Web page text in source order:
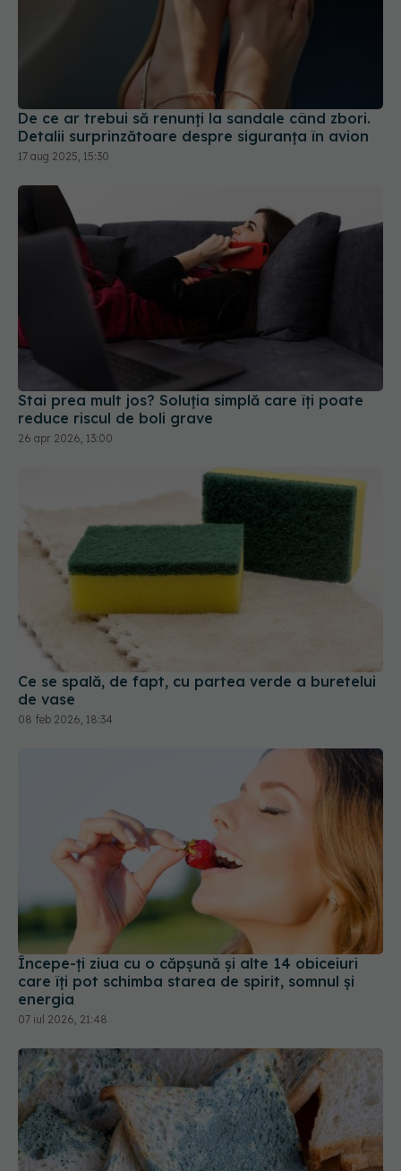
De ce ar trebui să renunți la sandale când zbori.
Detalii surprinzătoare despre siguranța în avion
17 aug 2025, 15:30
Stai prea mult jos? Soluția simplă care îți poate
reduce riscul de boli grave
26 apr 2026, 13:00
Ce se spală, de fapt, cu partea verde a buretelui
de vase
08 feb 2026, 18:34
Începe-ți ziua cu o căpșună și alte 14 obiceiuri
care îți pot schimba starea de spirit, somnul și
energia
07 iul 2026, 21:48